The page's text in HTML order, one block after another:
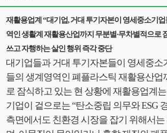
재활용업계 “대기업, 거대 투기자본이 영세중소기
역인 생활계 재활용산업까지 무분별·무차별적으로
쓰고 자행하는 살인 행위 즉각 중단
대기업들과 거대 투기자본들이 영세중소
들의 생계영역인 폐플라스틱 재활용산업
로 잠식하고 있는 현 상황에 재활용업계
기업이 겉으로는 “탄소중립 의무와 ESG
측면에서도 친환경 시장을 잡기 위해서